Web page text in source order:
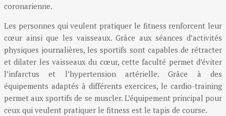
coronarienne.
Les personnes qui veulent pratiquer le fitness renforcent leur
cœur ainsi que les vaisseaux. Grâce aux séances d’activités
physiques journalières, les sportifs sont capables de rétracter
et dilater les vaisseaux du cœur, cette faculté permet d’éviter
l’infarctus et l’hypertension artérielle. Grâce à des
équipements adaptés à différents exercices, le cardio-training
permet aux sportifs de se muscler. L’équipement principal pour
ceux qui veulent pratiquer le fitness est le tapis de course.